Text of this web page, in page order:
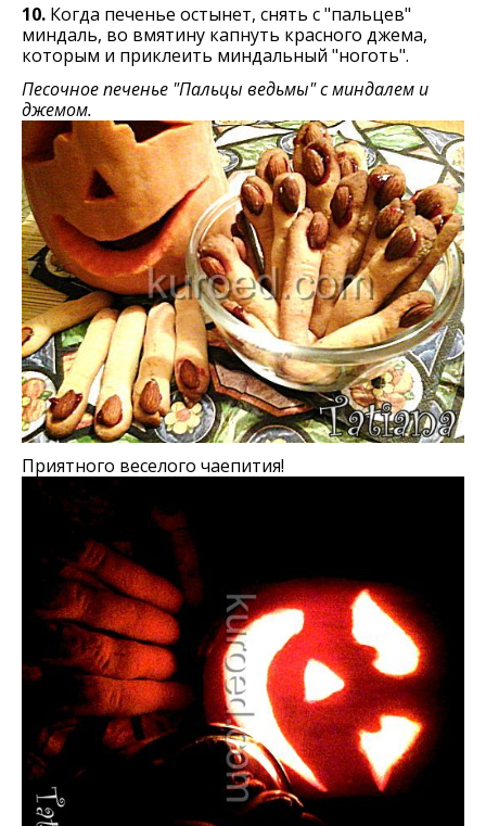
10. Когда печенье остынет, снять с "пальцев"
миндаль, во вмятину капнуть красного джема,
которым и приклеить миндальный "ноготь".
Песочное печенье "Пальцы ведьмы" с миндалем и
джемом.
Приятного веселого чаепития!